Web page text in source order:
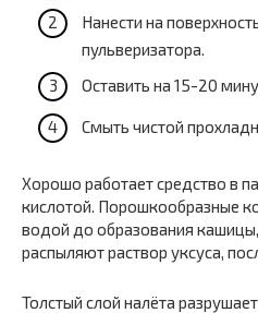
Нанести на
пульверизатора.
Оставить на 15-20
Смыть чистой
Хорошо работает средство в
кислотой. Порошкообразные
водой до образования
распыляют раствор уксуса,
Толстый слой налёта